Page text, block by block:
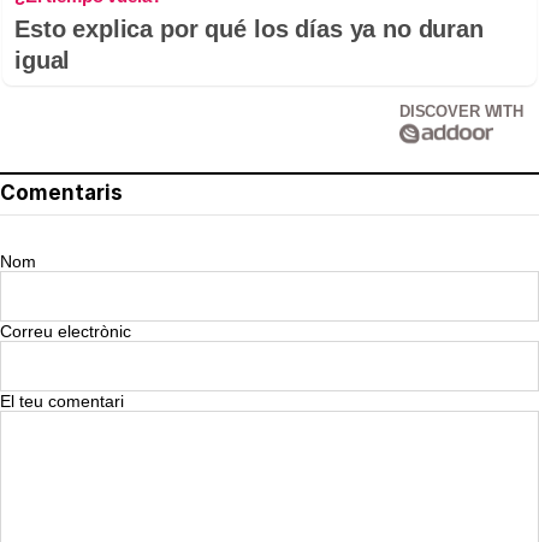
Esto explica por qué los días ya no duran
igual
DISCOVER WITH
Comentaris
Nom
Correu electrònic
El teu comentari